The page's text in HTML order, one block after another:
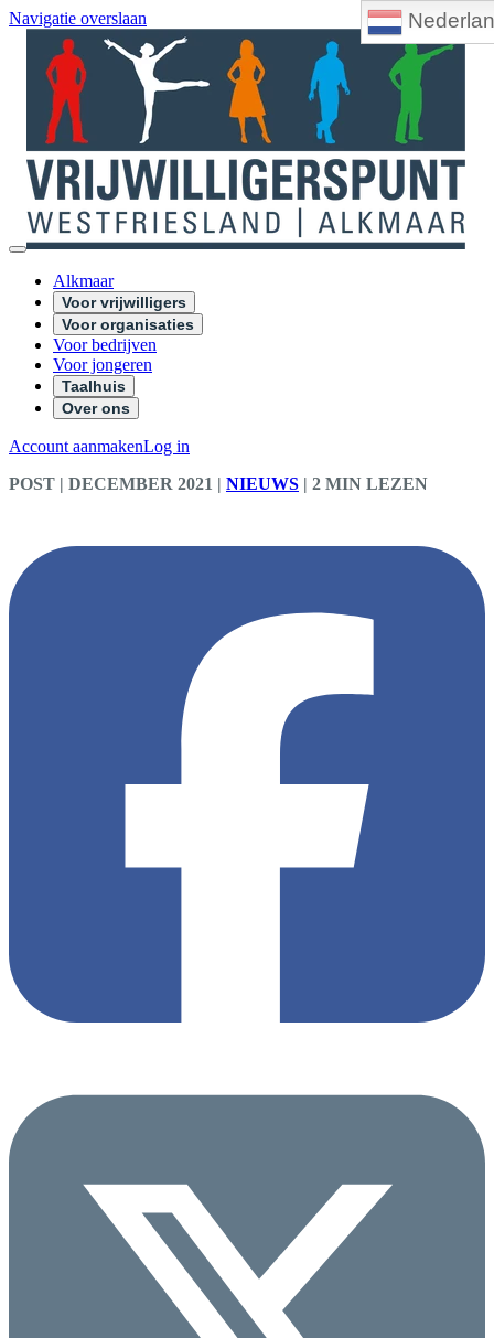
Navigatie overslaan
Alkmaar
Voor vrijwilligers
Voor organisaties
Voor bedrijven
Voor jongeren
Taalhuis
Over ons
Account aanmakenLog in
POST | DECEMBER 2021 | NIEUWS | 2 MIN LEZEN